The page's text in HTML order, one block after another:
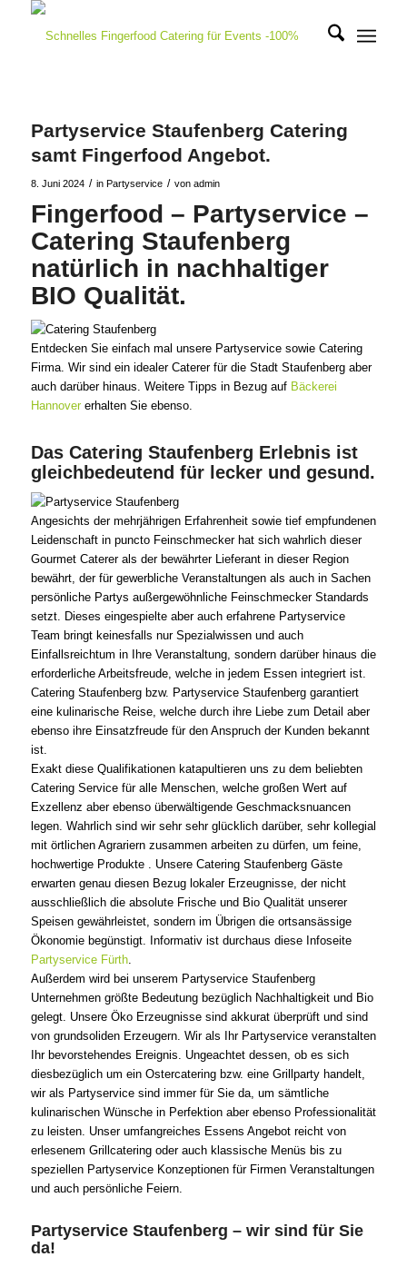
Partyservice Staufenberg Catering
samt Fingerfood Angebot.
8. Juni 2024 / in Partyservice / von admin
Fingerfood – Partyservice –
Catering Staufenberg
natürlich in nachhaltiger
BIO Qualität.
Entdecken Sie einfach mal unsere Partyservice sowie Catering
Firma. Wir sind ein idealer Caterer für die Stadt Staufenberg aber
auch darüber hinaus. Weitere Tipps in Bezug auf Bäckerei
Hannovererhalten Sie ebenso.
Das Catering Staufenberg Erlebnis ist
gleichbedeutend für lecker und gesund.
Angesichts der mehrjährigen Erfahrenheit sowie tief empfundenen
Leidenschaft in puncto Feinschmecker hat sich wahrlich dieser
Gourmet Caterer als der bewährter Lieferant in dieser Region
bewährt, der für gewerbliche Veranstaltungen als auch in Sachen
persönliche Partys außergewöhnliche Feinschmecker Standards
setzt. Dieses eingespielte aber auch erfahrene Partyservice
Team bringt keinesfalls nur Spezialwissen und auch
Einfallsreichtum in Ihre Veranstaltung, sondern darüber hinaus die
erforderliche Arbeitsfreude, welche in jedem Essen integriert ist.
Catering Staufenberg bzw. Partyservice Staufenberg garantiert
eine kulinarische Reise, welche durch ihre Liebe zum Detail aber
ebenso ihre Einsatzfreude für den Anspruch der Kunden bekannt
ist.
Exakt diese Qualifikationen katapultieren uns zu dem beliebten
Catering Service für alle Menschen, welche großen Wert auf
Exzellenz aber ebenso überwältigende Geschmacksnuancen
legen. Wahrlich sind wir sehr sehr glücklich darüber, sehr kollegial
mit örtlichen Agrariern zusammen arbeiten zu dürfen, um feine,
hochwertige Produkte . Unsere Catering Staufenberg Gäste
erwarten genau diesen Bezug lokaler Erzeugnisse, der nicht
ausschließlich die absolute Frische und Bio Qualität unserer
Speisen gewährleistet, sondern im Übrigen die ortsansässige
Ökonomie begünstigt. Informativ ist durchaus diese Infoseite
Partyservice Fürth.
Außerdem wird bei unserem Partyservice Staufenberg
Unternehmen größte Bedeutung bezüglich Nachhaltigkeit und Bio
gelegt. Unsere Öko Erzeugnisse sind akkurat überprüft und sind
von grundsoliden Erzeugern. Wir als Ihr Partyservice veranstalten
Ihr bevorstehendes Ereignis. Ungeachtet dessen, ob es sich
diesbezüglich um ein Ostercatering bzw. eine Grillparty handelt,
wir als Partyservice sind immer für Sie da, um sämtliche
kulinarischen Wünsche in Perfektion aber ebenso Professionalität
zu leisten. Unser umfangreiches Essens Angebot reicht von
erlesenem Grillcatering oder auch klassische Menüs bis zu
speziellen Partyservice Konzeptionen für Firmen Veranstaltungen
und auch persönliche Feiern.
Partyservice Staufenberg – wir sind für Sie
da!